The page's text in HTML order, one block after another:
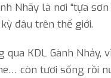
Nhãy là nơi “tựa
đâu trên thế giới.
KDL Gành Nhảy,
còn tươi sống rồi